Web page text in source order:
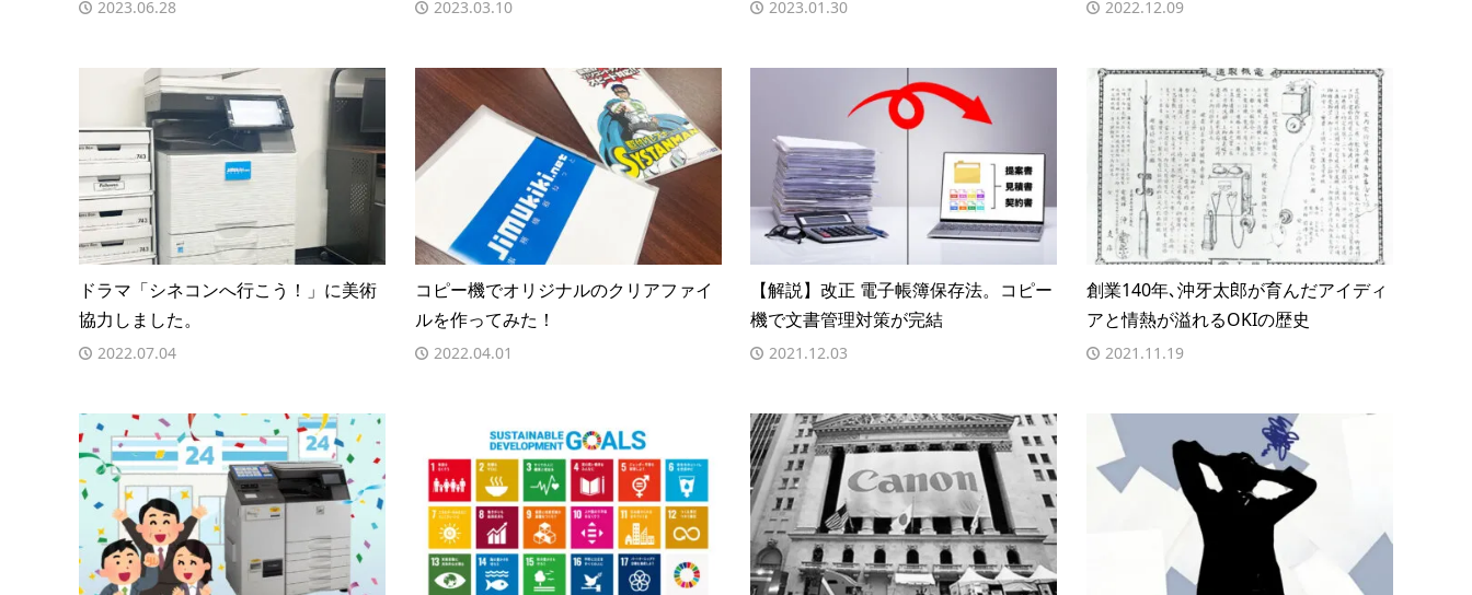
2023.06.28 2023.03.10 2023.01.30 2022.12.09
ドラマ「シネコンへ行こう！」に美術
協力しました。
2022.07.04
コピー機でオリジナルのクリアファイ
ルを作ってみた！
2022.04.01
【解説】改正 電子帳簿保存法。コピー
機で文書管理対策が完結
2021.12.03
創業140年､沖牙太郎が育んだアイディ
アと情熱が溢れるOKIの歴史
2021.11.19